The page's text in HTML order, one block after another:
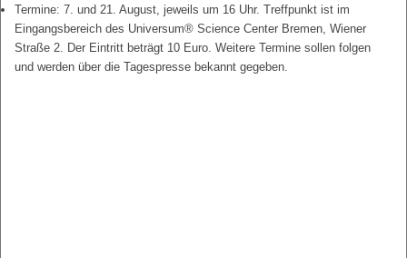
Termine: 7. und 21. August, jeweils um 16 Uhr. Treffpunkt ist im
Eingangsbereich des Universum® Science Center Bremen, Wiener
Straße 2. Der Eintritt beträgt 10 Euro. Weitere Termine sollen folgen
und werden über die Tagespresse bekannt gegeben.